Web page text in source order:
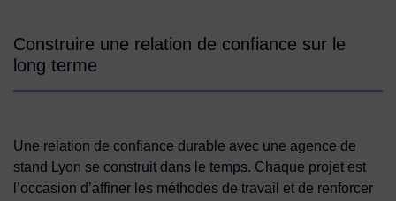
Construire une relation de confiance sur le
long terme
Une relation de confiance durable avec une agence de
stand Lyon se construit dans le temps. Chaque projet est
l’occasion d’affiner les méthodes de travail et de renforcer